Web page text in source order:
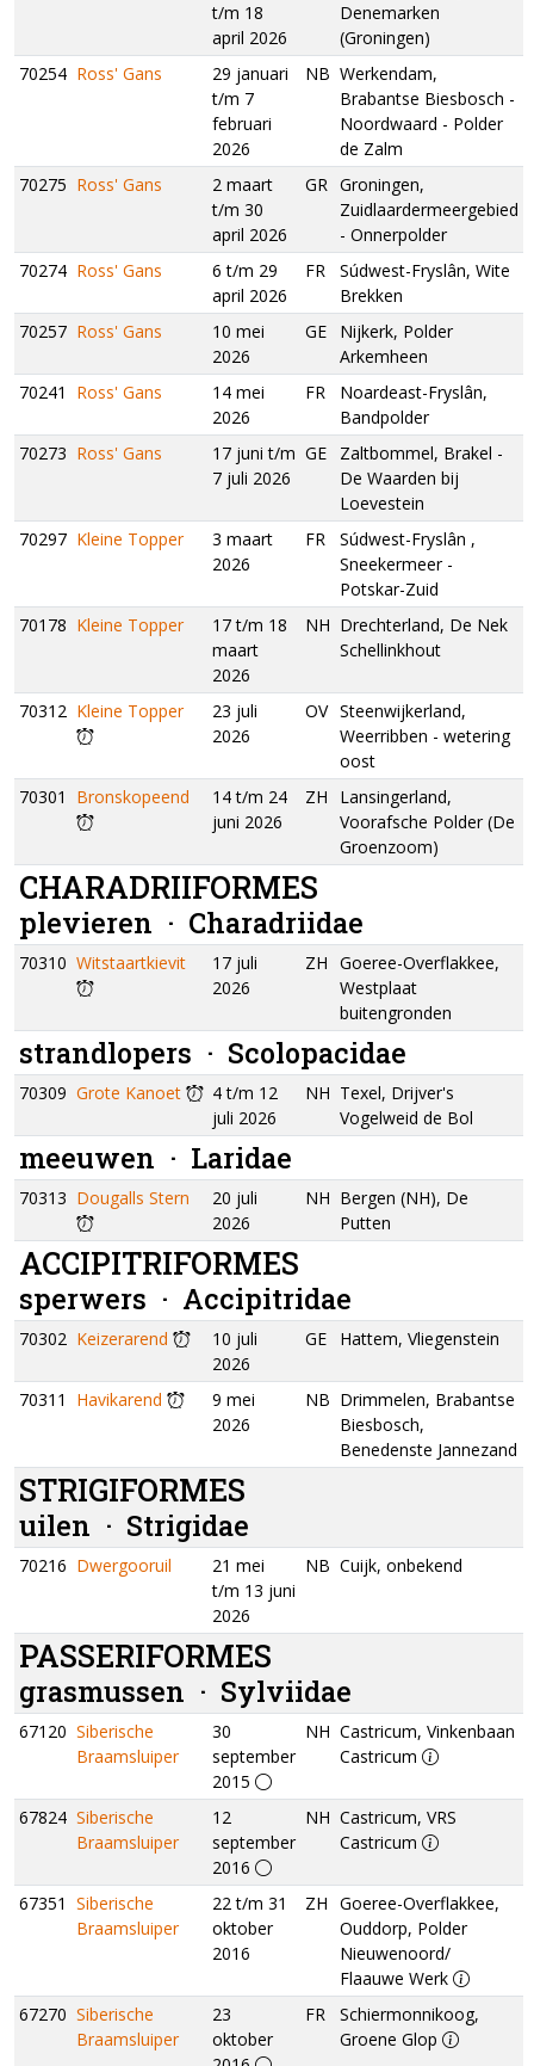
t/m 18
april 2026
Denemarken
(Groningen)
70254 Ross' Gans
29 januari
t/m 7
februari
2026
NB Werkendam,
Brabantse Biesbosch -
Noordwaard - Polder
de Zalm
70275 Ross' Gans
2 maart
t/m 30
april 2026
GR Groningen,
Zuidlaardermeergebied
- Onnerpolder
70274 Ross' Gans
6 t/m 29
april 2026
FR
Súdwest-Fryslân, Wite
Brekken
70257 Ross' Gans
10 mei
2026
GE
Nijkerk, Polder
Arkemheen
70241
Ross' Gans
14 mei
2026
FR
Noardeast-Fryslân,
Bandpolder
70273 Ross' Gans
17 juni t/m
7 juli 2026
GE
Zaltbommel, Brakel -
De Waarden bij
Loevestein
70297 Kleine Topper
3 maart
2026
FR
Súdwest-Fryslân ,
Sneekermeer -
Potskar-Zuid
70178 Kleine Topper
17 t/m 18
maart
2026
NH Drechterland, De Nek
Schellinkhout
70312 Kleine Topper
23 juli
2026
OV Steenwijkerland,
Weerribben - wetering
oost
70301
Bronskopeend
14 t/m 24
juni 2026
ZH
Lansingerland,
Voorafsche Polder (De
Groenzoom)
CHARADRIIFORMES
plevieren · Charadriidae
70310 Witstaartkievit
17 juli
2026
ZH Goeree-Overflakkee,
Westplaat
buitengronden
strandlopers · Scolopacidae
70309 Grote Kanoet
4 t/m 12
juli 2026
NH Texel, Drijver's
Vogelweid de Bol
meeuwen · Laridae
70313 Dougalls Stern
20 juli
2026
NH Bergen (NH), De
Putten
ACCIPITRIFORMES
sperwers · Accipitridae
70302 Keizerarend
10 juli
2026
GE Hattem, Vliegenstein
70311 Havikarend
9 mei
2026
NB Drimmelen, Brabantse
Biesbosch,
Benedenste Jannezand
STRIGIFORMES
uilen · Strigidae
70216 Dwergooruil
21 mei
t/m 13 juni
2026
NB Cuijk, onbekend
PASSERIFORMES
grasmussen · Sylviidae
67120 Siberische
Braamsluiper
30
september
2015
NH Castricum, Vinkenbaan
Castricum
67824 Siberische
Braamsluiper
12
september
2016
NH Castricum, VRS
Castricum
67351 Siberische
Braamsluiper
22 t/m 31
oktober
2016
ZH Goeree-Overflakkee,
Ouddorp, Polder
Nieuwenoord/
Flaauwe Werk
67270 Siberische
Braamsluiper
23
oktober
FR
Schiermonnikoog,
Groene Glop